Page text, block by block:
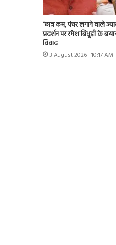
‘छात्र कम, पंचर लगाने वाले
प्रदर्शन पर रमेश बिधूड़ी के
विवाद
3 August 2026 - 10:17 AM